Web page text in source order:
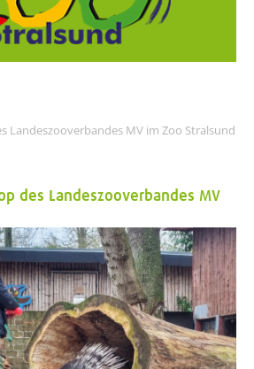
Landeszooverbandes MV im Zoo Stralsund
des Landeszooverbandes MV
titel ???